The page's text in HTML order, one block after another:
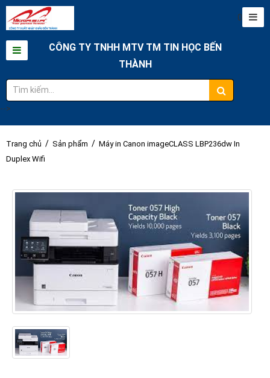
CÔNG TY TNHH MTV TM TIN HỌC BẾN
THÀNH
0
-->
Trang chủ / Sản phẩm / Máy in Canon imageCLASS LBP236dw In
Duplex Wifi